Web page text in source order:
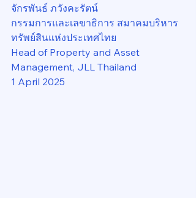
จักรพันธ์ ภวังคะรัตน์
กรรมการและเลขาธิการ สมาคมบริหาร
ทรัพย์สินแห่งประเทศไทย
Head of Property and Asset
Management, JLL Thailand
1 April 2025